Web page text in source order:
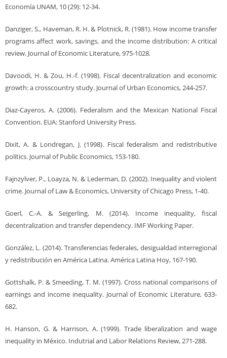
Economía UNAM, 10 (29): 12-34.
Danziger, S., Haveman, R. H. & Plotnick, R. (1981). How income transfer
programs affect work, savings, and the income distribution: A critical
review. Journal of Economic Literature, 975-1028.
Davoodi, H. & Zou, H.-f. (1998). Fiscal decentralization and economic
growth: a crosscountry study. Journal of Urban Economics, 244-257.
Diaz-Cayeros, A. (2006). Federalism and the Mexican National Fiscal
Convention. EUA: Stanford University Press.
Dixit, A. & Londregan, J. (1998). Fiscal federalism and redistributive
politics. Journal of Public Economics, 153-180.
Fajnzylver, P., Loayza, N. & Lederman, D. (2002). Inequality and violent
crime. Journal of Law & Economics, University of Chicago Press, 1-40.
Goerl, C.-A. & Seigerling, M. (2014). Income inequality, fiscal
decentralization and transfer dependency. IMF Working Paper.
González, L. (2014). Transferencias federales, desigualdad interregional
y redistribución en América Latina. América Latina Hoy, 167-190.
Gottshalk, P. & Smeeding, T. M. (1997). Cross national comparisons of
earnings and income inequality. Journal of Economic Literature, 633-
682.
H. Hanson, G. & Harrison, A. (1999). Trade liberalization and wage
inequality in México. Indutrial and Labor Relations Review, 271-288.